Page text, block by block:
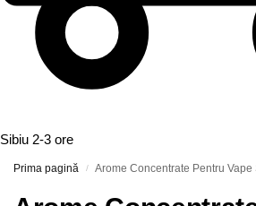
Sibiu 2-3 ore
Prima pagină / Arome Concentrate Pentru